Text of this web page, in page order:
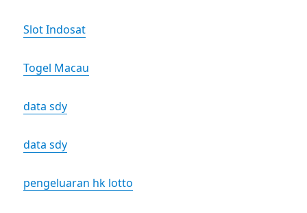
Slot Indosat
Togel Macau
data sdy
data sdy
pengeluaran hk lotto